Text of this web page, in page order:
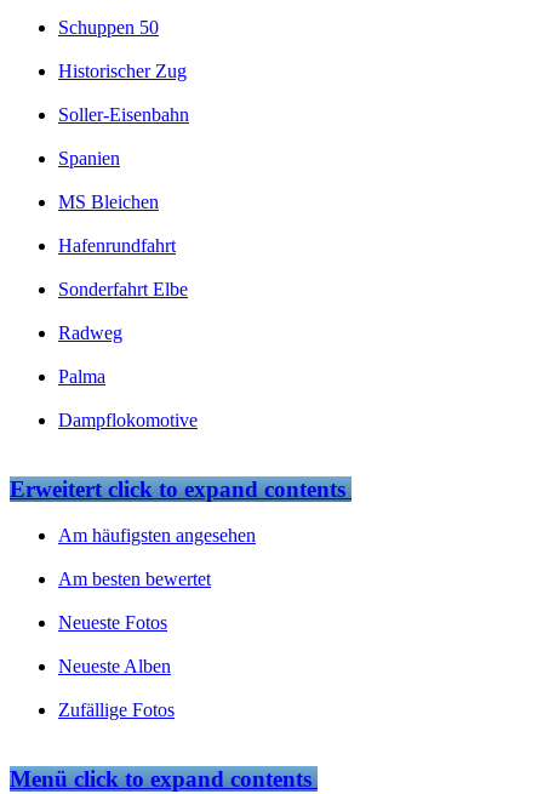
Schuppen 50
Historischer Zug
Soller-Eisenbahn
Spanien
MS Bleichen
Hafenrundfahrt
Sonderfahrt Elbe
Radweg
Palma
Dampflokomotive
Erweitertclick to expand contents
Am häufigsten angesehen
Am besten bewertet
Neueste Fotos
Neueste Alben
Zufällige Fotos
Menüclick to expand contents